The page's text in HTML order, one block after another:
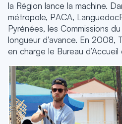
la Région lance la machine.
métropole, PACA,
Pyrénées, les Commissions
longueur d’avance. En 2008,
en charge le Bureau